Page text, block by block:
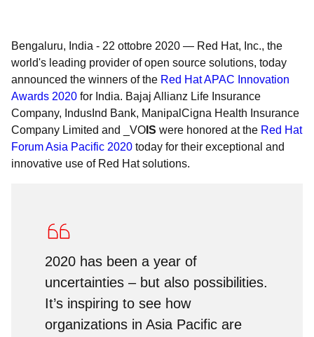
Bengaluru, India - 22 ottobre 2020 — Red Hat, Inc., the
world's leading provider of open source solutions, today
announced the winners of the Red Hat APAC Innovation
Awards 2020 for India. Bajaj Allianz Life Insurance
Company, IndusInd Bank, ManipalCigna Health Insurance
Company Limited and _VO IS were honored at the Red Hat
Forum Asia Pacific 2020 today for their exceptional and
innovative use of Red Hat solutions.
2020 has been a year of
uncertainties – but also possibilities.
It’s inspiring to see how
organizations in Asia Pacific are